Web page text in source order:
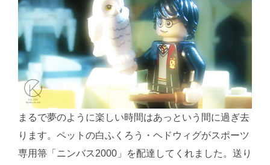
まるで夢のように楽しい時間はあっという間に過ぎ去
ります。ペットの白ふくろう・ヘドウィグがスポーツ
専用箒「ニンバス2000」を配達してくれました。送り